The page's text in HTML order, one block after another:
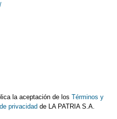
la aceptación de los Términos y
privacidad de LA PATRIA S.A.